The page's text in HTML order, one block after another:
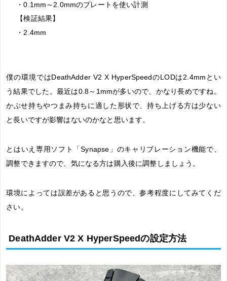
・0.1mm～2.0mmのプレートを使い計測
【検証結果】
・2.4mm
僕の環境ではDeathAdder V2 X HyperSpeedのLODは2.4mmとい
う結果でした。最近は0.8～1mmが多いので、かなり長めですね。
かぶせ持ちやつまみ持ちに適した形状で、持ち上げる方は少ない
と長いですが影響はないのかなと思います。
とはいえ専用ソフト「Synapse」のキャリブレーション機能で、
調整できますので、気になる方は購入後に調整しましょう。
環境によっては誤差があると思うので、参考程度にしてみてくだ
さい。
DeathAdder V2 X HyperSpeedの設定方法